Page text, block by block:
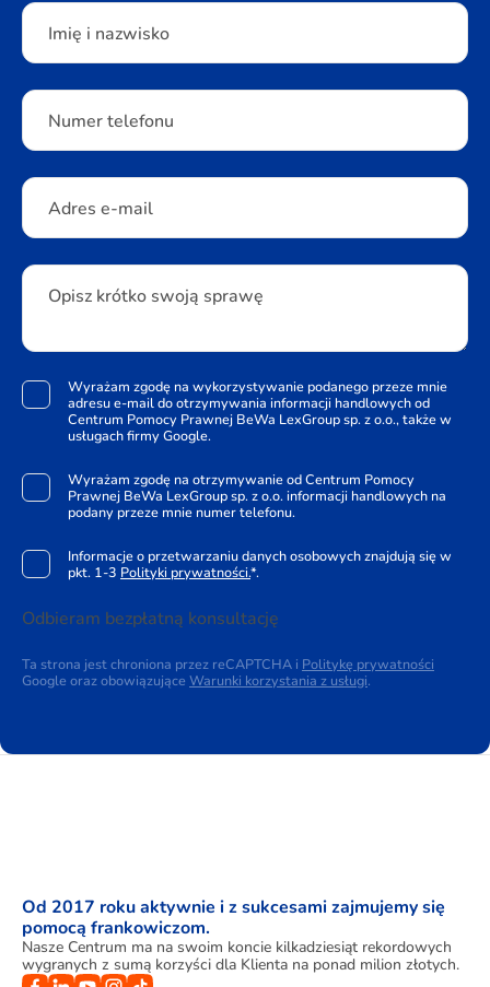
Please leave this field empty.
Imię i nazwisko
Numer telefonu
Adres e-mail
Opisz krótko swoją sprawę
Wyrażam zgodę na wykorzystywanie podanego przeze mnie
adresu e-mail do otrzymywania informacji handlowych od
Centrum Pomocy Prawnej BeWa LexGroup sp. z o.o., także w
usługach firmy Google.
Wyrażam zgodę na otrzymywanie od Centrum Pomocy
Prawnej BeWa LexGroup sp. z o.o. informacji handlowych na
podany przeze mnie numer telefonu.
Informacje o przetwarzaniu danych osobowych znajdują się w
pkt. 1-3 Polityki prywatności.*.
Odbieram bezpłatną konsultację
Ta strona jest chroniona przez reCAPTCHA i Politykę prywatności
Google oraz obowiązujące Warunki korzystania z usługi.
Od 2017 roku aktywnie i z sukcesami zajmujemy się
pomocą frankowiczom.
Nasze Centrum ma na swoim koncie kilkadziesiąt rekordowych
wygranych z sumą korzyści dla Klienta na ponad milion złotych.